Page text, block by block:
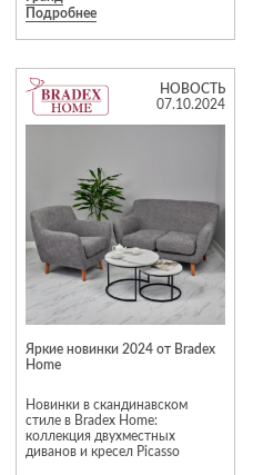
создающей эффект дымки
инновационной шелковистой
ткани SENSOTEX®. В
коллекцию также вошли
покрывала, фарфор, текстиль
Превратите свою спальню в
настоящий храм спокойствия.
Подробнее
НОВОСТЬ
07.10.2024
Яркие новинки 2024 от Bradex
Home
Новинки в скандинавском
стиле в Bradex Home:
коллекция двухместных
диванов и кресел Picasso